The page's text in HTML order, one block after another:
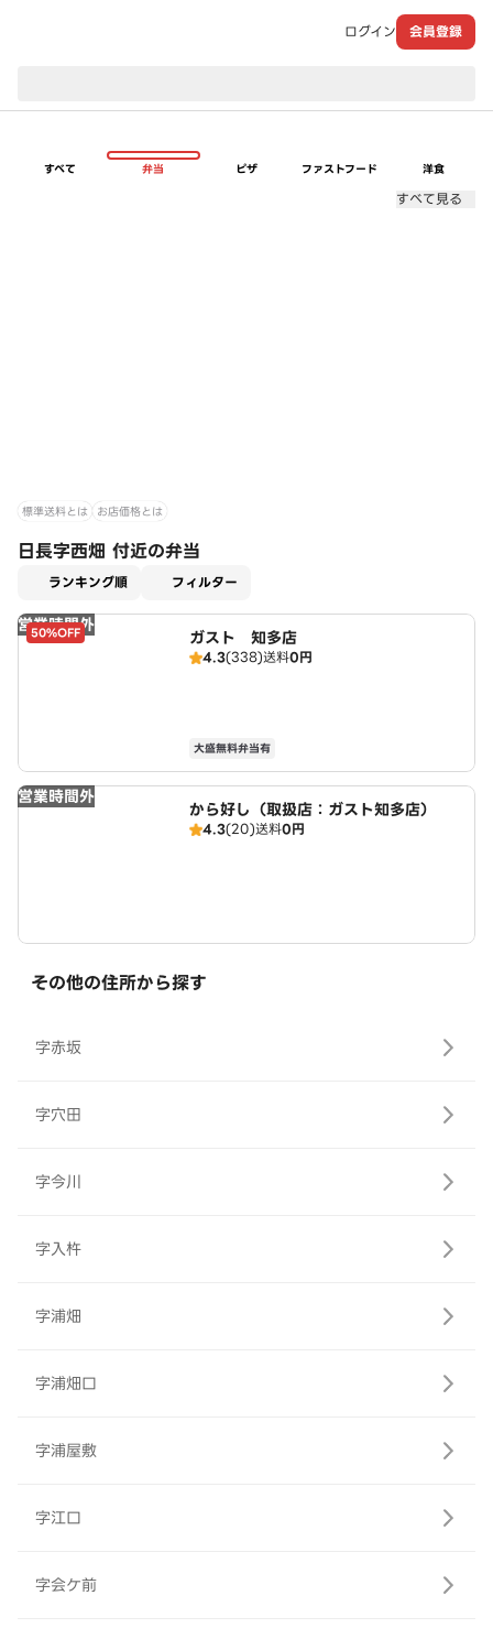
ログイン 会員登録
すべて 弁当 ピザ ファストフード 洋食
すべて見る
標準送料とは お店価格とは
日長字西畑 付近の弁当
ランキング順 フィルター
営業時間外
50%OFF ガスト 知多店
4.3(338)送料0円
大盛無料弁当有
営業時間外
から好し（取扱店：ガスト知多店）
4.3(20)送料0円
その他の住所から探す
字赤坂
字穴田
字今川
字入杵
字浦畑
字浦畑口
字浦屋敷
字江口
字会ケ前